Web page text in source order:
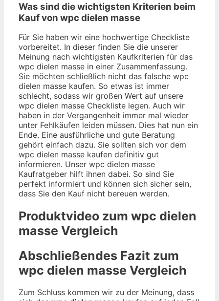
Was sind die wichtigsten Kriterien beim
Kauf von wpc dielen masse
Für Sie haben wir eine hochwertige Checkliste
vorbereitet. In dieser finden Sie die unserer
Meinung nach wichtigsten Kaufkriterien für das
wpc dielen masse in einer Zusammenfassung.
Sie möchten schließlich nicht das falsche wpc
dielen masse kaufen. So etwas ist immer
schlecht, sodass wir großen Wert auf unsere
wpc dielen masse Checkliste legen. Auch wir
haben in der Vergangenheit immer mal wieder
unter Fehlkäufen leiden müssen. Dies hat nun ein
Ende. Eine ausführliche und gute Beratung
gehört einfach dazu. Sie sollten sich vor dem
wpc dielen masse kaufen definitiv gut
informieren. Unser wpc dielen masse
Kaufratgeber hilft ihnen dabei. So sind Sie
perfekt informiert und können sich sicher sein,
dass Sie den Kauf nicht bereuen werden.
Produktvideo zum wpc dielen
masse Vergleich
Abschließendes Fazit zum
wpc dielen masse Vergleich
Zum Schluss kommen wir zu der Meinung, dass